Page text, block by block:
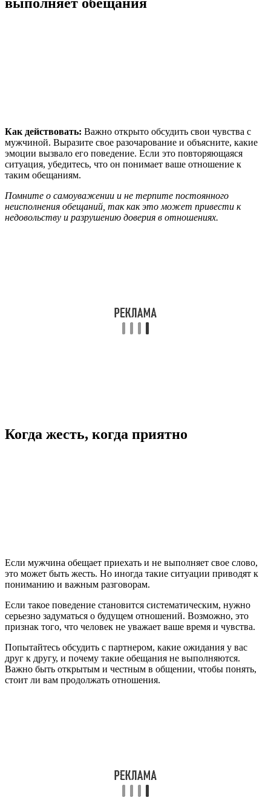
Как действовать: Важно открыто обсудить свои чувства с
мужчиной. Выразите свое разочарование и объясните, какие
эмоции вызвало его поведение. Если это повторяющаяся
ситуация, убедитесь, что он понимает ваше отношение к
таким обещаниям.
Помните о самоуважении и не терпите постоянного
неисполнения обещаний, так как это может привести к
недовольству и разрушению доверия в отношениях.
Когда жесть, когда приятно
Если мужчина обещает приехать и не выполняет свое слово,
это может быть жесть. Но иногда такие ситуации приводят к
пониманию и важным разговорам.
Если такое поведение становится систематическим, нужно
серьезно задуматься о будущем отношений. Возможно, это
признак того, что человек не уважает ваше время и чувства.
Попытайтесь обсудить с партнером, какие ожидания у вас
друг к другу, и почему такие обещания не выполняются.
Важно быть открытым и честным в общении, чтобы понять,
стоит ли вам продолжать отношения.